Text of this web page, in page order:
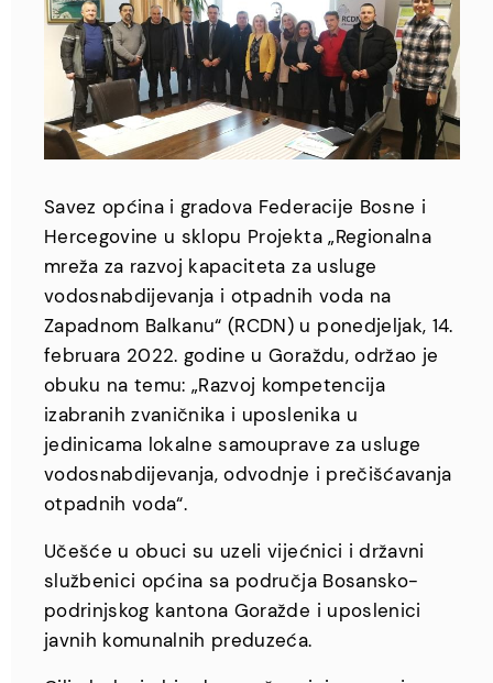
Savez općina i gradova Federacije Bosne i
Hercegovine u sklopu Projekta „Regionalna
mreža za razvoj kapaciteta za usluge
vodosnabdijevanja i otpadnih voda na
Zapadnom Balkanu“ (RCDN) u ponedjeljak, 14.
februara 2022. godine u Goraždu, održao je
obuku na temu: „Razvoj kompetencija
izabranih zvaničnika i uposlenika u
jedinicama lokalne samouprave za usluge
vodosnabdijevanja, odvodnje i prečišćavanja
otpadnih voda“.
Učešće u obuci su uzeli vijećnici i državni
službenici općina sa područja Bosansko-
podrinjskog kantona Goražde i uposlenici
javnih komunalnih preduzeća.